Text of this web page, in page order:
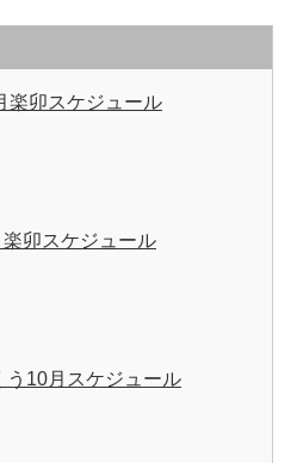
卯スケジュール
卯スケジュール
10月スケジュール